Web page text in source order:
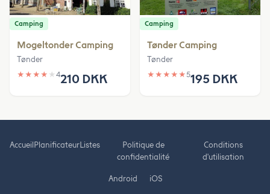
Camping
Mogeltonder Camping
Tønder
★ ★ ★ ★ ★ 4210 DKK
Camping
Tønder Camping
Tønder
★ ★ ★ ★ ★5195 DKK
AccueilPlanificateurListes
Politique de
confidentialité
Conditions
d'utilisation
Android iOS